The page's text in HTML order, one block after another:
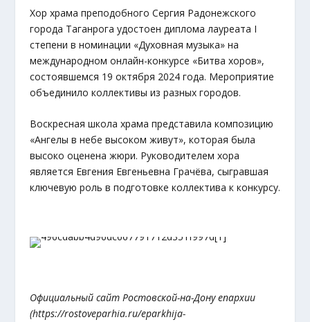
Хор храма преподобного Сергия Радонежского
города Таганрога удостоен диплома лауреата I
степени в номинации «Духовная музыка» на
международном онлайн-конкурсе «Битва хоров»,
состоявшемся 19 октября 2024 года. Мероприятие
объединило коллективы из разных городов.
Воскресная школа храма представила композицию
«Ангелы в небе высоком живут», которая была
высоко оценена жюри. Руководителем хора
является Евгения Евгеньевна Грачёва, сыгравшая
ключевую роль в подготовке коллектива к конкурсу.
Официальный сайт Ростовской-на-Дону епархии
(https://rostoveparhia.ru/eparkhija-